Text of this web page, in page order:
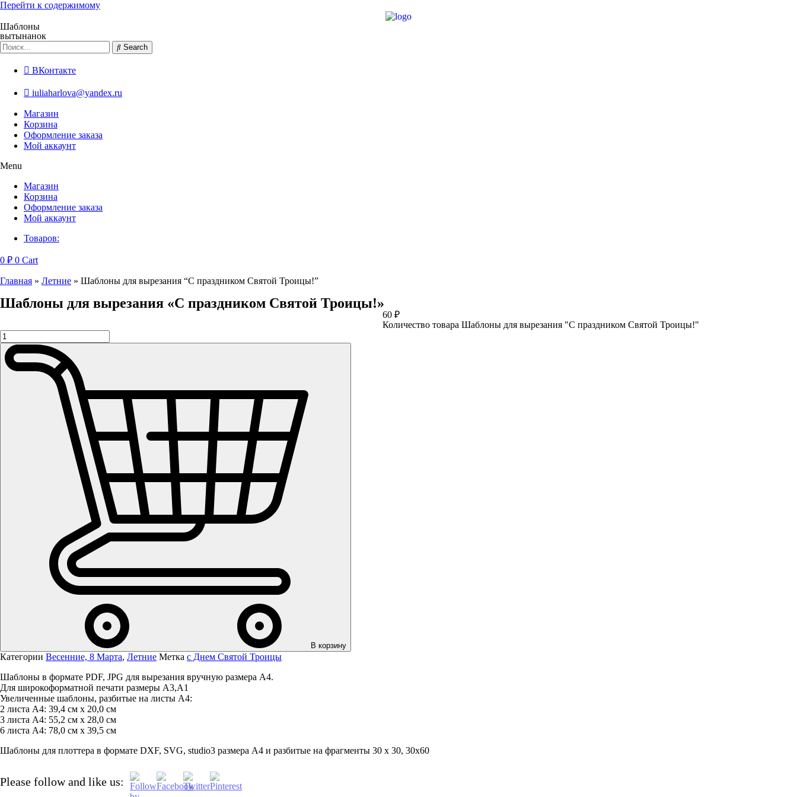
Перейти к содержимому
Шаблоны
вытынанок
Search
ВКонтакте
iuliaharlova@yandex.ru
Магазин
Корзина
Оформление заказа
Мой аккаунт
Menu
Магазин
Корзина
Оформление заказа
Мой аккаунт
Товаров:
0 ₽ 0 Cart
Главная » Летние » Шаблоны для вырезания “С праздником Святой Троицы!”
Шаблоны для вырезания «С праздником Святой Троицы!»
60₽
Количество товара Шаблоны для вырезания "С праздником Святой Троицы!"
В корзину
Категории Весенние, 8 Марта, Летние Метка с Днем Святой Троицы
Шаблоны в формате PDF, JPG для вырезания вручную размера А4.
Для широкоформатной печати размеры А3,А1
Увеличенные шаблоны, разбитые на листы А4:
2 листа А4: 39,4 см х 20,0 см
3 листа А4: 55,2 см х 28,0 см
6 листа А4: 78,0 см х 39,5 см
Шаблоны для плоттера в формате DXF, SVG, studio3 размера А4 и разбитые на фрагменты 30 х 30, 30х60
Please follow and like us: